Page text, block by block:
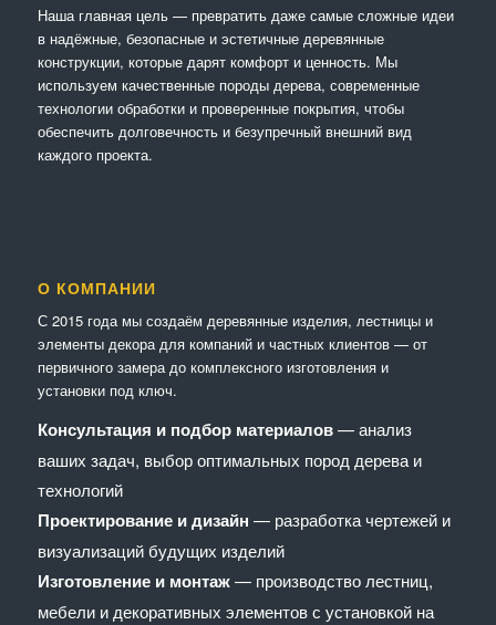
Наша главная цель — превратить даже самые сложные идеи
в надёжные, безопасные и эстетичные деревянные
конструкции, которые дарят комфорт и ценность. Мы
используем качественные породы дерева, современные
технологии обработки и проверенные покрытия, чтобы
обеспечить долговечность и безупречный внешний вид
каждого проекта.
О КОМПАНИИ
С 2015 года мы создаём деревянные изделия, лестницы и
элементы декора для компаний и частных клиентов — от
первичного замера до комплексного изготовления и
установки под ключ.
Консультация и подбор материалов— анализ
ваших задач, выбор оптимальных пород дерева и
технологий
Проектирование и дизайн — разработка чертежей и
визуализаций будущих изделий
Изготовление и монтаж— производство лестниц,
мебели и декоративных элементов с установкой на